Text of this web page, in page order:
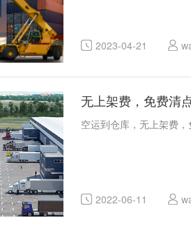
2023-04-21
无上架费，免费清
空运到仓库，无上架费
2022-06-11